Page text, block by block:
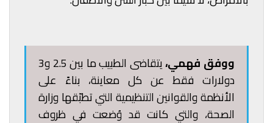
ووفق فهمي،
يتقاضى الطبيب ما بين 2.5 و3
دولارات فقط عن كل معاينة، بناءً على
الأنظمة والقوانين التنظيمية التي تطبّقها وزارة
الصحة، والتي كانت قد وُضعت في ظروف